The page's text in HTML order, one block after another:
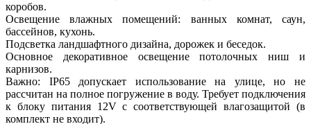
коробов.
Освещение влажных помещений: ванных комнат, саун,
бассейнов, кухонь.
Подсветка ландшафтного дизайна, дорожек и беседок.
Основное декоративное освещение потолочных ниш и
карнизов.
Важно: IP65 допускает использование на улице, но не
рассчитан на полное погружение в воду. Требует подключения
к блоку питания 12V с соответствующей влагозащитой (в
комплект не входит).